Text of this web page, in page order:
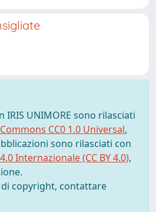
UNIMORE sono rilasciati
CC0 1.0 Universal,
sono rilasciati con
Internazionale (CC BY 4.0),
copyright, contattare